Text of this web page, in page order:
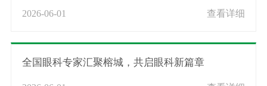
2026-06-01 查看详细
全国眼科专家汇聚榕城，共启眼科新篇章